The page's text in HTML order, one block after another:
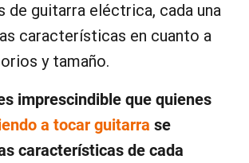
de guitarra eléctrica, cada una
características en cuanto a
y tamaño.
imprescindible que quienes
a tocar guitarra se
características de cada